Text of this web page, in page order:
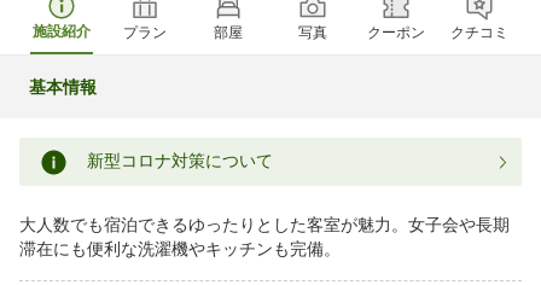
施設紹介 プラン 部屋 写真 クーポン クチコミ
基本情報
新型コロナ対策について
大人数でも宿泊できるゆったりとした客室が魅力。女子会や長期
滞在にも便利な洗濯機やキッチンも完備。